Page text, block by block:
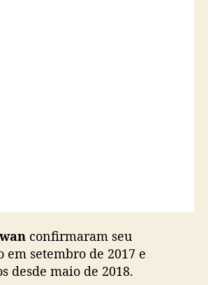
confirmaram seu
setembro de 2017 e
desde maio de 2018.